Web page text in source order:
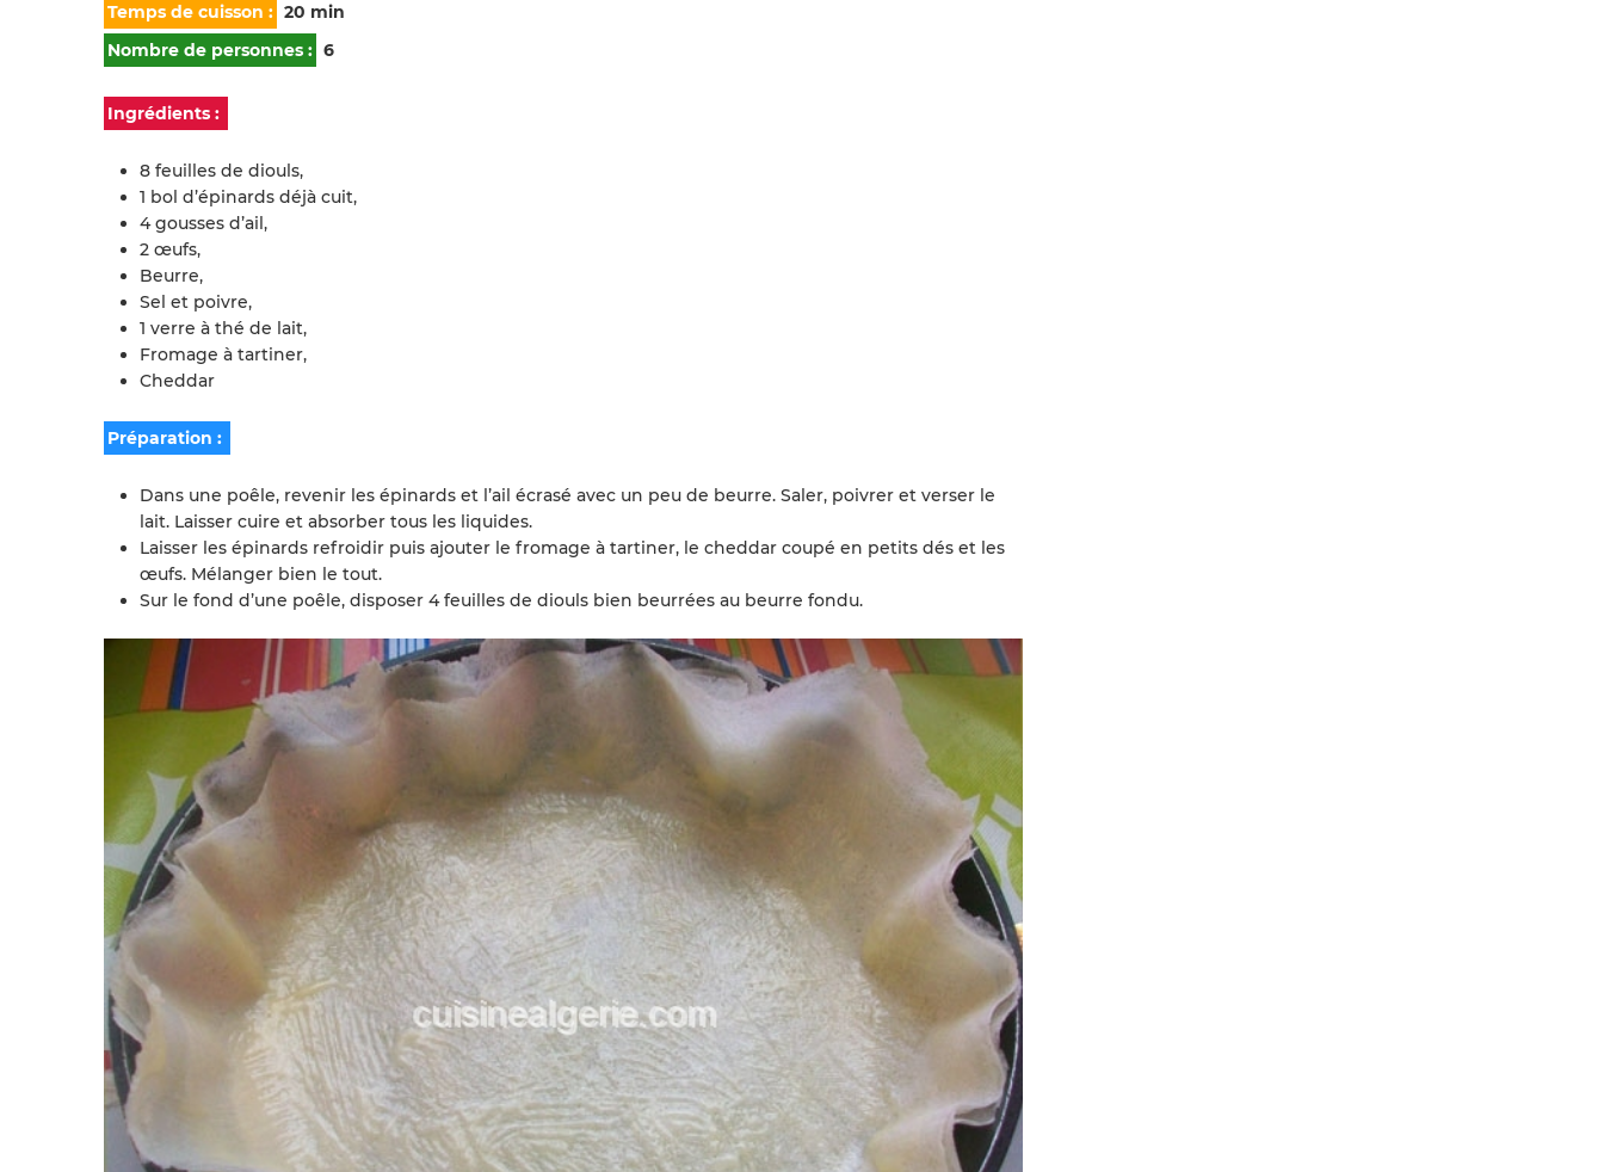
Temps de cuisson : 20 min
Nombre de personnes : 6
Ingrédients :
8 feuilles de diouls,
1 bol d’épinards déjà cuit,
4 gousses d’ail,
2 œufs,
Beurre,
Sel et poivre,
1 verre à thé de lait,
Fromage à tartiner,
Cheddar
Préparation :
Dans une poêle, revenir les épinards et l’ail écrasé avec un peu de beurre. Saler, poivrer et verser le
lait. Laisser cuire et absorber tous les liquides.
Laisser les épinards refroidir puis ajouter le fromage à tartiner, le cheddar coupé en petits dés et les
œufs. Mélanger bien le tout.
Sur le fond d’une poêle, disposer 4 feuilles de diouls bien beurrées au beurre fondu.